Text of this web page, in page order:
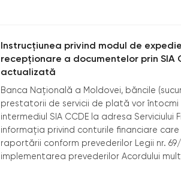
Instrucțiunea privind modul de
recepționare a documentelor prin SIA
actualizată
Banca Națională a Moldovei, băncile
prestatorii de servicii de plată vor întocmi
intermediul SIA CCDE la adresa Serviciului
informația privind conturile financiare
raportării conform prevederilor Legii nr.
implementarea prevederilor Acordului